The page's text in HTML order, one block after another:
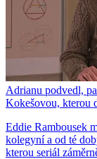
Adrianu podvedl,
Kokešovou, kterou
Eddie Rambousek
kolegyní a od té
kterou seriál